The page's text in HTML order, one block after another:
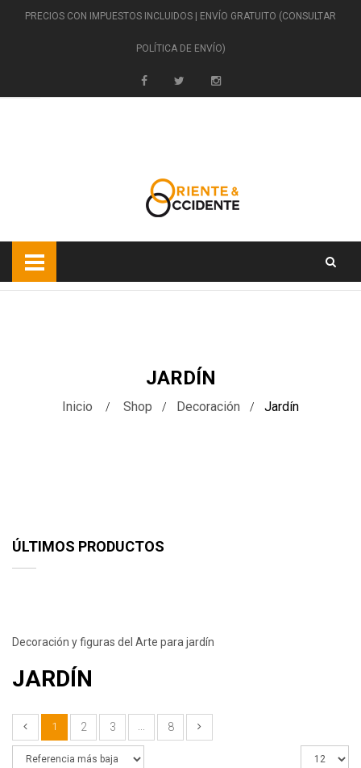
PRECIOS CON IMPUESTOS INCLUIDOS | ENVÍO GRATUITO (CONSULTAR
POLÍTICA DE ENVÍO)
JARDÍN
Inicio Shop Decoración Jardín
ÚLTIMOS PRODUCTOS
Decoración y figuras del Arte para jardín
JARDÍN
1 2 3 ... 8